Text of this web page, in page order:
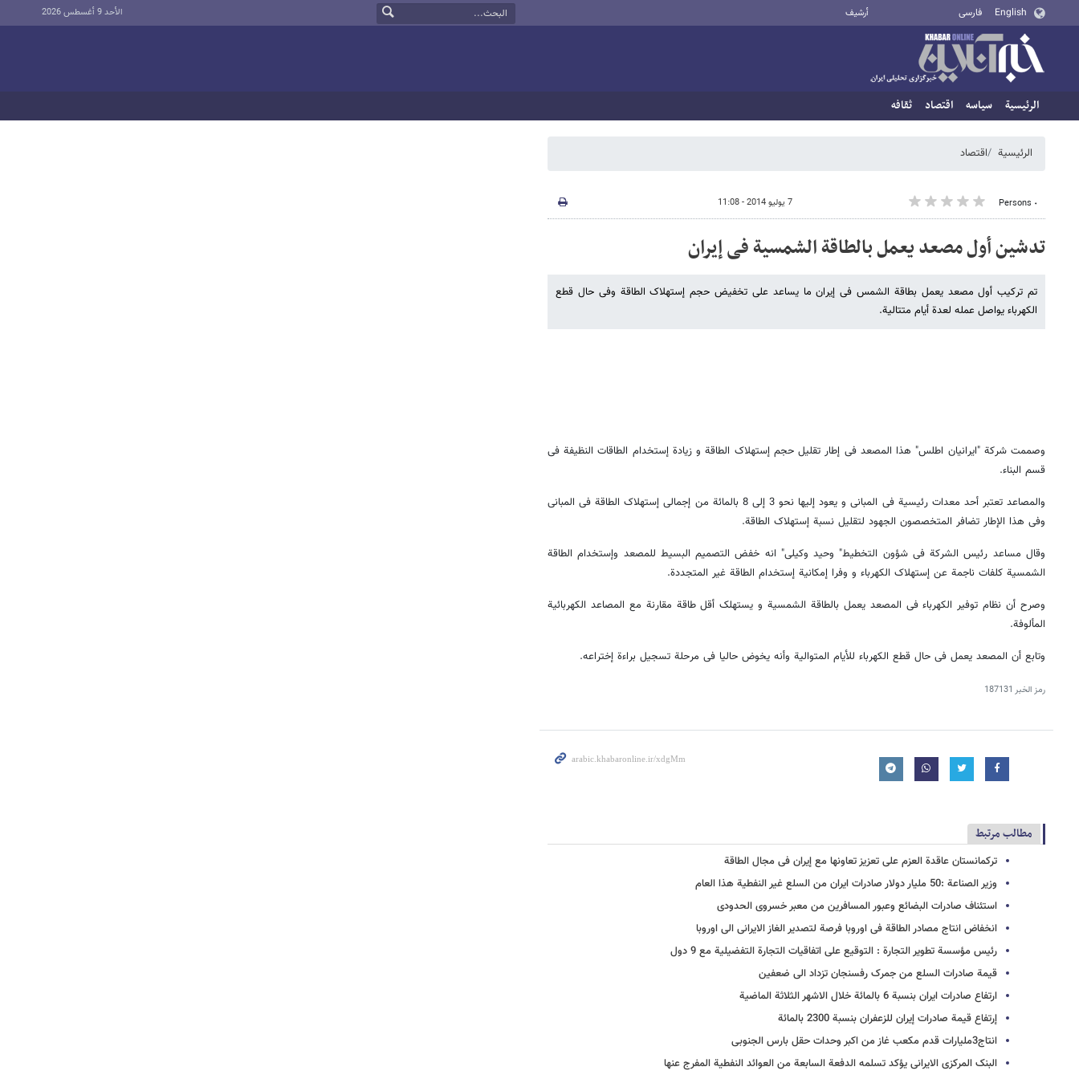
English فارسی أرشيف الأحد 9 أغسطس 2026
الرئيسية سیاسه اقتصاد ثقافه
الرئيسية اقتصاد
٠ Persons 7 يوليو 2014 - 11:08
تدشین أول مصعد یعمل بالطاقة الشمسیة فی إیران
تم ترکیب أول مصعد یعمل بطاقة الشمس فی إیران ما یساعد علی تخفیض حجم إستهلاک الطاقة وفی حال قطع
الکهرباء یواصل عمله لعدة أیام متتالیة.
وصممت شرکة "ایرانیان اطلس" هذا المصعد فی إطار تقلیل حجم إستهلاک الطاقة و زیادة إستخدام الطاقات النظیفة فی
قسم البناء.
والمصاعد تعتبر أحد معدات رئیسیة فی المبانی و یعود إلیها نحو 3 إلی 8 بالمائة من إجمالی إستهلاک الطاقة فی المبانی
وفی هذا الإطار تضافر المتخصصون الجهود لتقلیل نسبة إستهلاک الطاقة.
وقال مساعد رئیس الشرکة فی شؤون التخطیط" وحید وکیلی" انه خفض التصمیم البسیط للمصعد وإستخدام الطاقة
الشمسیة کلفات ناجمة عن إستهلاک الکهرباء و وفرا إمکانیة إستخدام الطاقة غیر المتجددة.
وصرح أن نظام توفیر الکهرباء فی المصعد یعمل بالطاقة الشمسیة و یستهلک أقل طاقة مقارنة مع المصاعد الکهربائیة
المألوفة.
وتابع أن المصعد یعمل فی حال قطع الکهرباء للأیام المتوالیة وأنه یخوض حالیا فی مرحلة تسجیل براءة إختراعه.
رمز الخبر 187131
مطالب مرتبط
ترکمانستان عاقدة العزم علی تعزیز تعاونها مع إیران فی مجال الطاقة
وزیر الصناعة :50 ملیار دولار صادرات ایران من السلع غیر النفطیة هذا العام
استئناف صادرات البضائع وعبور المسافرین من معبر خسروی الحدودی
انخفاض انتاج مصادر الطاقة فی اوروبا فرصة لتصدیر الغاز الایرانی الی اوروبا
رئیس مؤسسة تطویر التجارة : التوقیع علی اتفاقیات التجارة التفضیلیة مع 9 دول
قیمة صادرات السلع من جمرک رفسنجان تزداد الی ضعفین
ارتفاع صادرات ایران بنسبة 6 بالمائة خلال الاشهر الثلاثة الماضیة
إرتفاع قیمة صادرات إیران للزعفران بنسبة 2300 بالمائة
انتاج3ملیارات قدم مکعب غاز من اکبر وحدات حقل بارس الجنوبی
البنک المرکزی الایرانی یؤکد تسلمه الدفعة السابعة من العوائد النفطیة المفرج عنها